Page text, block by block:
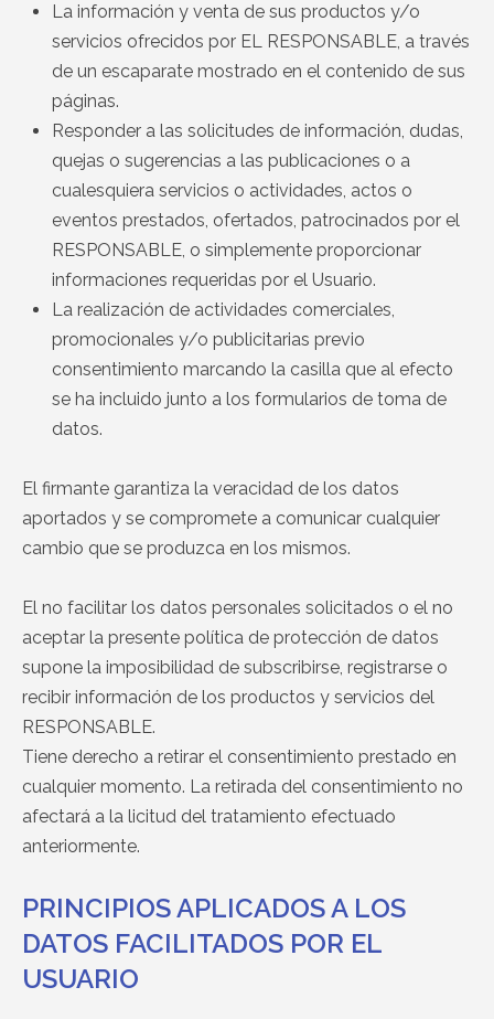
La información y venta de sus productos y/o
servicios ofrecidos por EL RESPONSABLE, a través
de un escaparate mostrado en el contenido de sus
páginas.
Responder a las solicitudes de información, dudas,
quejas o sugerencias a las publicaciones o a
cualesquiera servicios o actividades, actos o
eventos prestados, ofertados, patrocinados por el
RESPONSABLE, o simplemente proporcionar
informaciones requeridas por el Usuario.
La realización de actividades comerciales,
promocionales y/o publicitarias previo
consentimiento marcando la casilla que al efecto
se ha incluido junto a los formularios de toma de
datos.
El firmante garantiza la veracidad de los datos
aportados y se compromete a comunicar cualquier
cambio que se produzca en los mismos.
El no facilitar los datos personales solicitados o el no
aceptar la presente política de protección de datos
supone la imposibilidad de subscribirse, registrarse o
recibir información de los productos y servicios del
RESPONSABLE.
Tiene derecho a retirar el consentimiento prestado en
cualquier momento. La retirada del consentimiento no
afectará a la licitud del tratamiento efectuado
anteriormente.
PRINCIPIOS APLICADOS A LOS
DATOS FACILITADOS POR EL
USUARIO